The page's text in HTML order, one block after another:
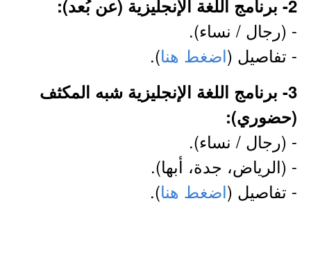
2- برنامج اللغة الإنجليزية (عن بُعد):
- (رجال / نساء).
- تفاصيل (اضغط هنا).
3- برنامج اللغة الإنجليزية شبه المكثف
(حضوري):
- (رجال / نساء).
- (الرياض، جدة، أبها).
- تفاصيل (اضغط هنا).